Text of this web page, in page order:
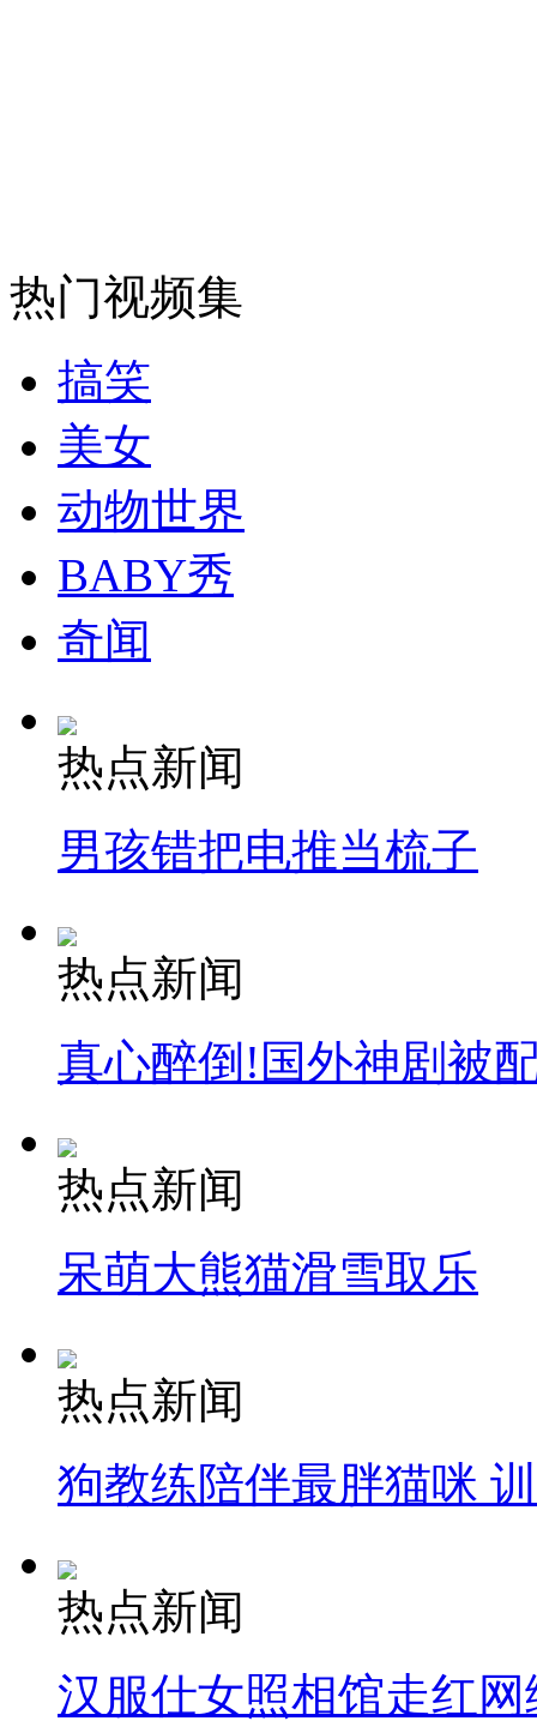
纽约上演“枕头大战”
司机酒驾遇交警 急速倒车逃窜
热门视频集
搞笑
美女
动物世界
BABY秀
奇闻
热点新闻
男孩错把电推当梳子
热点新闻
真心醉倒!国外神剧被
热点新闻
呆萌大熊猫滑雪取乐
热点新闻
狗教练陪伴最胖猫咪
热点新闻
汉服仕女照相馆走红网